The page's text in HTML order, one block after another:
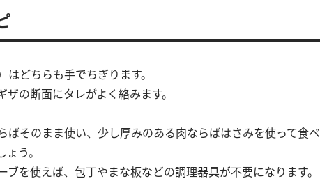
どちらも手でちぎります。
の断面にタレがよく絡みます。
ばそのまま使い、少し厚みのある肉ならばはさみを使って食べ
う。
を使えば、包丁やまな板などの調理器具が不要になります。